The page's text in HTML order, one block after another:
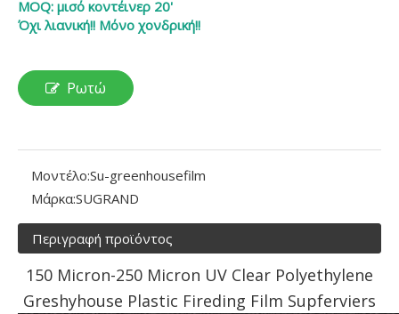
MOQ: μισό κοντέινερ 20'
Όχι λιανική!! Μόνο χονδρική!!
Ρωτώ
Μοντέλο:Su-greenhousefilm
Μάρκα:SUGRAND
Περιγραφή προϊόντος
150 Micron-250 Micron UV Clear Polyethylene
Greshyhouse Plastic Fireding Film Supferviers